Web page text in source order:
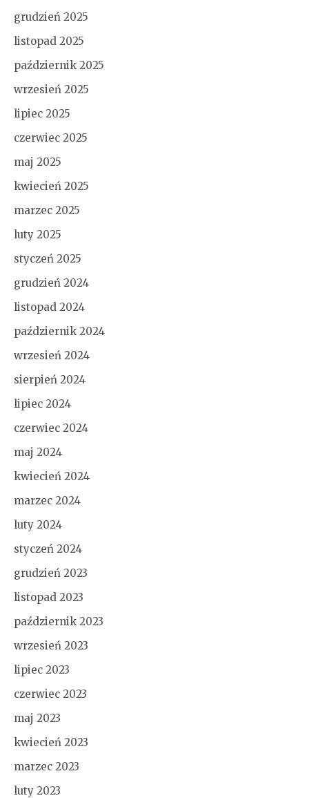
grudzień 2025
listopad 2025
październik 2025
wrzesień 2025
lipiec 2025
czerwiec 2025
maj 2025
kwiecień 2025
marzec 2025
luty 2025
styczeń 2025
grudzień 2024
listopad 2024
październik 2024
wrzesień 2024
sierpień 2024
lipiec 2024
czerwiec 2024
maj 2024
kwiecień 2024
marzec 2024
luty 2024
styczeń 2024
grudzień 2023
listopad 2023
październik 2023
wrzesień 2023
lipiec 2023
czerwiec 2023
maj 2023
kwiecień 2023
marzec 2023
luty 2023